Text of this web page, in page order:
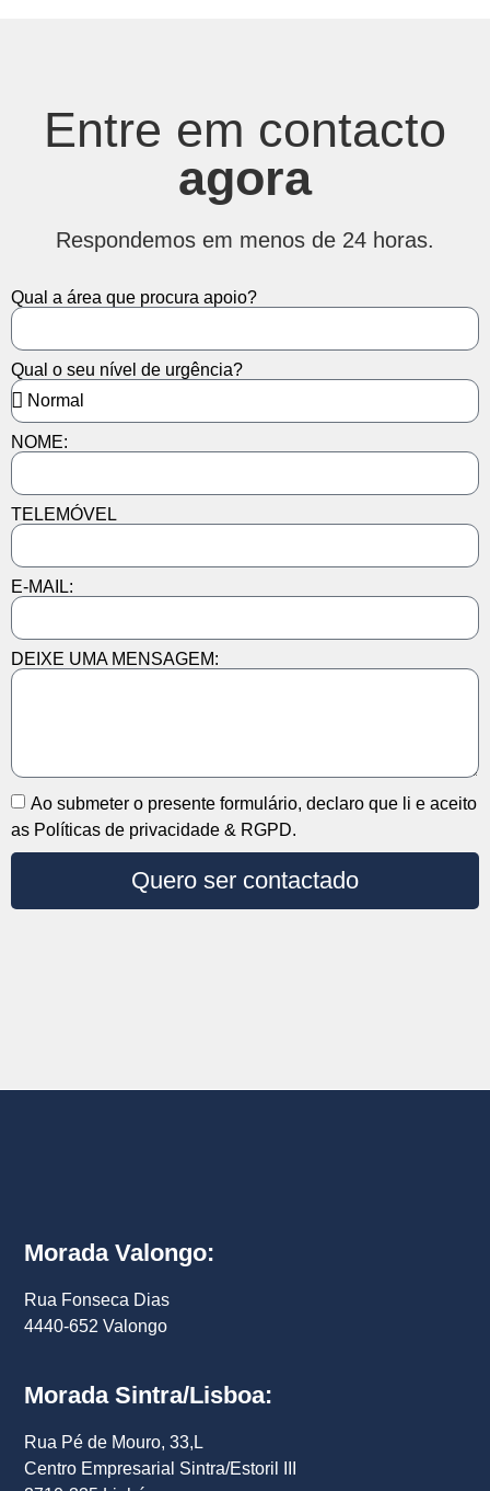
Entre em contacto
agora
Respondemos em menos de 24 horas.
Qual a área que procura apoio?
Qual o seu nível de urgência?
NOME:
TELEMÓVEL
E-MAIL:
DEIXE UMA MENSAGEM:
Ao submeter o presente formulário, declaro que li e aceito
as Políticas de privacidade & RGPD.
Quero ser contactado
Morada Sintra/Lisboa:
Rua Pé de Mouro, 33,L
Centro Empresarial Sintra/Estoril III
Morada Valongo:
Rua Fonseca Dias
4440-652 Valongo